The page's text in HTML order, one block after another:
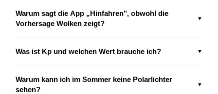
Warum sagt die App „Hinfahren", obwohl die
Vorhersage Wolken zeigt?
▼
Was ist Kp und welchen Wert brauche ich? ▼
Warum kann ich im Sommer keine Polarlichter
sehen?
▼